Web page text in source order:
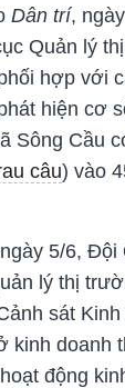
Dân trí,
Quản lý
hợp với
hiện cơ
Sông Cầu
câu) vào
5/6, Đội
lý thị
sát
kinh doanh
động